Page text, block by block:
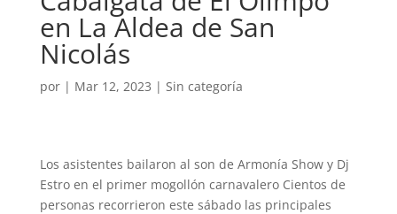
en La Aldea de San
Nicolás
por | Mar 12, 2023 | Sin categoría
Los asistentes bailaron al son de Armonía Show y Dj
Estro en el primer mogollón carnavalero Cientos de
personas recorrieron este sábado las principales